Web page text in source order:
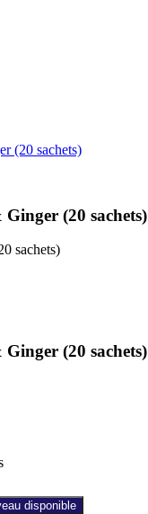
(20 sachets)
(20 sachets)
(20 sachets)
disponible